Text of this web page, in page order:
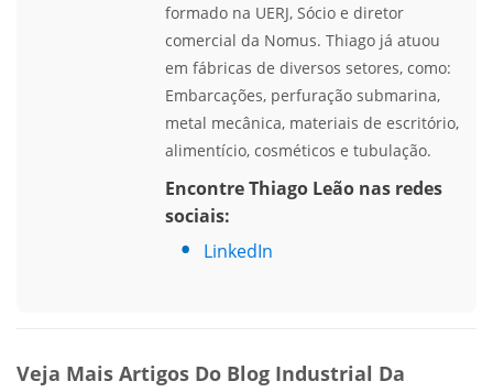
formado na UERJ, Sócio e diretor
comercial da Nomus. Thiago já atuou
em fábricas de diversos setores, como:
Embarcações, perfuração submarina,
metal mecânica, materiais de escritório,
alimentício, cosméticos e tubulação.
Encontre Thiago Leão nas redes
sociais:
LinkedIn
Veja Mais Artigos Do Blog Industrial Da